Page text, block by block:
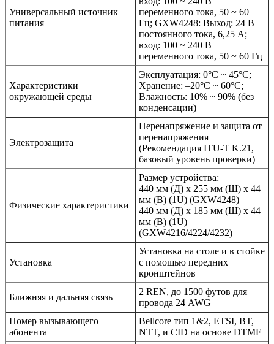
Универсальный источник
питания
переменного тока, 50 ~ 60
Гц; GXW4248: Выход: 24 В
постоянного тока, 6,25 А;
вход: 100 ~ 240 В
переменного тока, 50 ~ 60 Гц
Характеристики
окружающей среды
Эксплуатация: 0°C ~ 45°C;
Хранение: –20°C ~ 60°C;
Влажность: 10% ~ 90% (без
конденсации)
Электрозащита
Перенапряжение и защита от
перенапряжения
(Рекомендация ITU-T K.21,
базовый уровень проверки)
Физические характеристики
Размер устройства:
440 мм (Д) x 255 мм (Ш) x 44
мм (В) (1U) (GXW4248)
440 мм (Д) x 185 мм (Ш) x 44
мм (В) (1U)
(GXW4216/4224/4232)
Установка
Установка на столе и в стойке
с помощью передних
кронштейнов
Ближняя и дальняя связь
2 REN, до 1500 футов для
провода 24 AWG
Номер вызывающего
абонента
Bellcore тип 1&2, ETSI, BT,
NTT, и CID на основе DTMF